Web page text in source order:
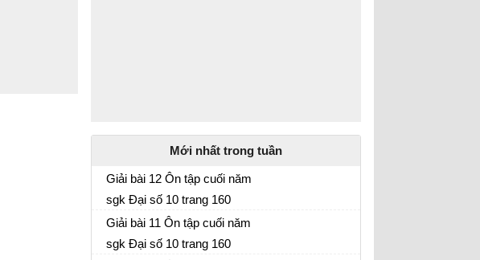
Mới nhất trong tuần
Giải bài 12 Ôn tập cuối năm
sgk Đại số 10 trang 160
Giải bài 11 Ôn tập cuối năm
sgk Đại số 10 trang 160